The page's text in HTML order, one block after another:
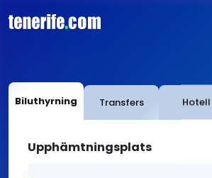
Biluthyrning Transfers Hotell
Upphämtningsplats